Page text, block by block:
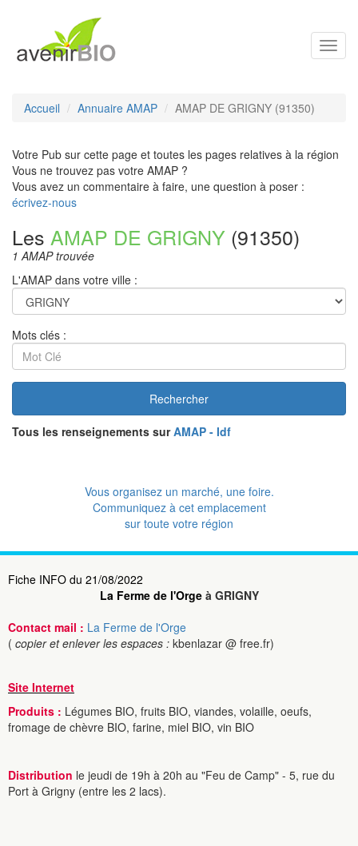
Accueil Annuaire AMAP AMAP DE GRIGNY (91350)
Votre Pub sur cette page et toutes les pages relatives à la région
Vous ne trouvez pas votre AMAP ?
Vous avez un commentaire à faire, une question à poser :
écrivez-nous
Les AMAP DE GRIGNY (91350)
1 AMAP trouvée
L'AMAP dans votre ville :
Mots clés :
Rechercher
Tous les renseignements surAMAP - Idf
Vous organisez un marché, une foire.
Communiquez à cet emplacement
sur toute votre région
Fiche INFO du 21/08/2022
La Ferme de l'Orgeà GRIGNY
Contact mail : La Ferme de l'Orge
( copier et enlever les espaces : kbenlazar @ free.fr)
Site Internet
Produits : Légumes BIO, fruits BIO, viandes, volaille, oeufs,
fromage de chèvre BIO, farine, miel BIO, vin BIO
Distribution le jeudi de 19h à 20h au "Feu de Camp" - 5, rue du
Port à Grigny (entre les 2 lacs).